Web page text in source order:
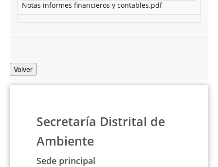
Notas informes financieros y contables.pdf
Volver
Secretaría Distrital de
Ambiente
Sede principal